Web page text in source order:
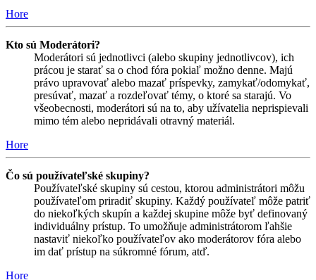
Hore
Kto sú Moderátori?
Moderátori sú jednotlivci (alebo skupiny jednotlivcov), ich
prácou je starať sa o chod fóra pokiaľ možno denne. Majú
právo upravovať alebo mazať príspevky, zamykať/odomykať,
presúvať, mazať a rozdeľovať témy, o ktoré sa starajú. Vo
všeobecnosti, moderátori sú na to, aby užívatelia neprispievali
mimo tém alebo nepridávali otravný materiál.
Hore
Čo sú používateľské skupiny?
Používateľské skupiny sú cestou, ktorou administrátori môžu
používateľom priradiť skupiny. Každý používateľ môže patriť
do niekoľkých skupín a každej skupine môže byť definovaný
individuálny prístup. To umožňuje administrátorom ľahšie
nastaviť niekoľko používateľov ako moderátorov fóra alebo
im dať prístup na súkromné fórum, atď.
Hore